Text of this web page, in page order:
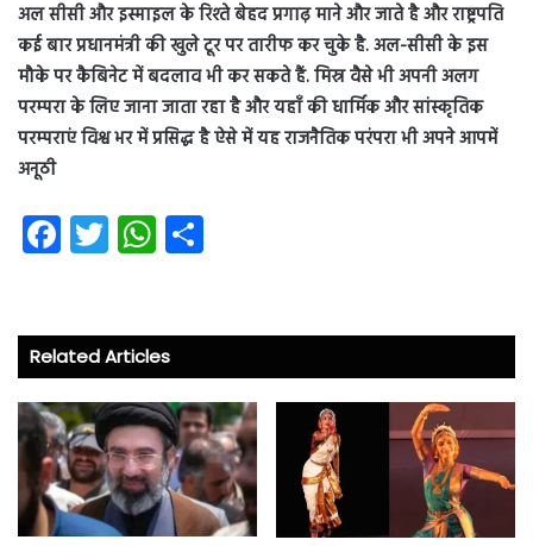
अल सीसी और इस्माइल के रिश्ते बेहद प्रगाढ़ माने और जाते है और राष्ट्रपति
कई बार प्रधानमंत्री की खुले टूर पर तारीफ कर चुके है. अल-सीसी के इस
मौके पर कैबिनेट में बदलाव भी कर सकते हैं. मिस्र वैसे भी अपनी अलग
परम्परा के लिए जाना जाता रहा है और यहाँ की धार्मिक और सांस्कृतिक
परम्पराएं विश्व भर में प्रसिद्ध है ऐसे में यह राजनैतिक परंपरा भी अपने आपमें
अनूठी
Fa
ce
o
ok
T
wi
er
W
ha
A
p
p
Related Articles